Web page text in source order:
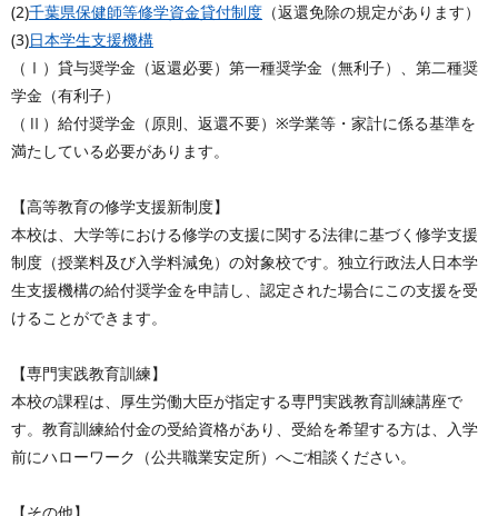
(2)千葉県保健師等修学資金貸付制度 （返還免除の規定があります）
(3)日本学生支援機構
（Ⅰ）貸与奨学金（返還必要）第一種奨学金（無利子）、第二種奨
学金（有利子）
（Ⅱ）給付奨学金（原則、返還不要）※学業等・家計に係る基準を
満たしている必要があります。
【高等教育の修学支援新制度】
本校は、大学等における修学の支援に関する法律に基づく修学支援
制度（授業料及び入学料減免）の対象校です。独立行政法人日本学
生支援機構の給付奨学金を申請し、認定された場合にこの支援を受
けることができます。
【専門実践教育訓練】
本校の課程は、厚生労働大臣が指定する専門実践教育訓練講座で
す。教育訓練給付金の受給資格があり、受給を希望する方は、入学
前にハローワーク（公共職業安定所）へご相談ください。